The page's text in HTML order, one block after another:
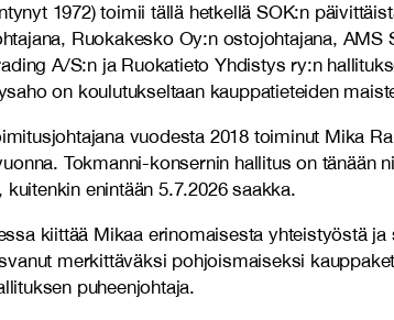
1972) toimii tällä hetkellä SOK:n
Ruokakesko Oy:n ostojohtajana,
A/S:n ja Ruokatieto Yhdistys ry:n
on koulutukseltaan kauppatieteiden
vuodesta 2018 toiminut Mika
Tokmanni-konsernin hallitus on tänään
enintään 5.7.2026 saakka.
kiittää Mikaa erinomaisesta yhteistyöstä
merkittäväksi pohjoismaiseksi
puheenjohtaja.